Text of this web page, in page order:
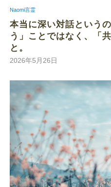
Naomi言霊
本当に深い対話という
う」ことではなく、「
と。
2026年5月26日